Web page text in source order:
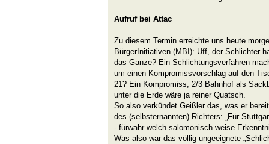
Aufruf bei Attac
Zu diesem Termin erreichte uns heute
BürgerInitiativen (MBI): Uff, der Schlichter
das Ganze? Ein Schlichtungsverfahren
um einen Kompromissvorschlag auf den
21? Ein Kompromiss, 2/3 Bahnhof als
unter die Erde wäre ja reiner Quatsch.
So also verkündet Geißler das, was er
des (selbsternannten) Richters: „Für
- fürwahr welch salomonisch weise
Was also war das völlig ungeeignete